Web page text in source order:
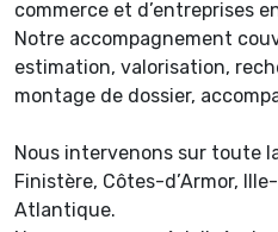
commerce et d’entreprises
Notre accompagnement
estimation, valorisation,
montage de dossier,
Nous intervenons sur toute
Finistère, Côtes-d’Armor,
Atlantique.